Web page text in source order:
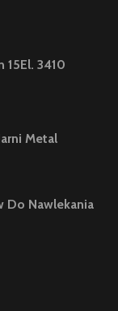
15El. 3410
Metal
Do Nawlekania